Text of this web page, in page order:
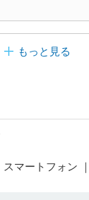
もっと見る
マートフォン ｜